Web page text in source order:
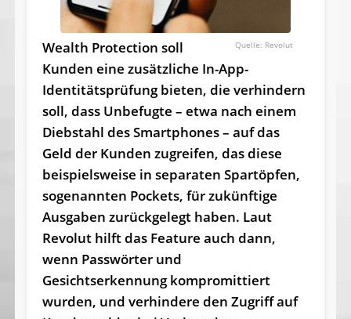
Revolut
Wealth Protection soll
Kunden eine zusätzliche In-App-
Identitätsprüfung bieten, die verhindern
soll, dass Unbefugte – etwa nach einem
Diebstahl des Smartphones – auf das
Geld der Kunden zugreifen, das diese
beispielsweise in separaten Spartöpfen,
sogenannten Pockets, für zukünftige
Ausgaben zurückgelegt haben. Laut
Revolut hilft das Feature auch dann,
wenn Passwörter und
Gesichtserkennung kompromittiert
wurden, und verhindere den Zugriff auf